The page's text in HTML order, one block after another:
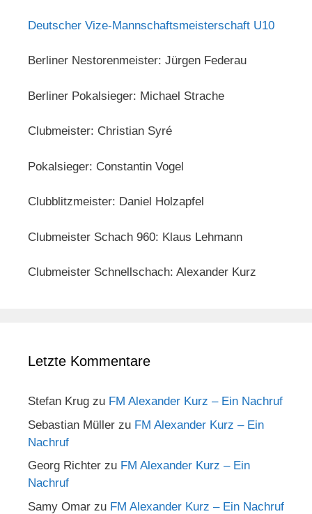
Deutscher Vize-Mannschaftsmeisterschaft U10
Berliner Nestorenmeister: Jürgen Federau
Berliner Pokalsieger: Michael Strache
Clubmeister: Christian Syré
Pokalsieger: Constantin Vogel
Clubblitzmeister: Daniel Holzapfel
Clubmeister Schach 960: Klaus Lehmann
Clubmeister Schnellschach: Alexander Kurz
Letzte Kommentare
Stefan Krug zu FM Alexander Kurz – Ein Nachruf
Sebastian Müller zu FM Alexander Kurz – Ein
Nachruf
Georg Richter zu FM Alexander Kurz – Ein
Nachruf
Samy Omar zu FM Alexander Kurz – Ein Nachruf